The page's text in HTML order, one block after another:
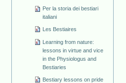
Per la storia dei bestiari
italiani
Les Bestiaires
Learning from nature:
lessons in virtue and vice
in the Physiologus and
Bestiaries
Bestiary lessons on pride